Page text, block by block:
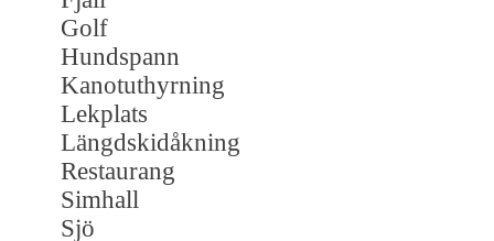
Golf
Hundspann
Kanotuthyrning
Lekplats
Längdskidåkning
Restaurang
Simhall
Sjö